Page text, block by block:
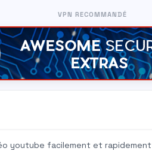
VPN RECOMMANDÉ
youtube facilement et rapidement